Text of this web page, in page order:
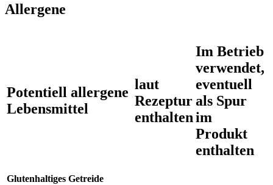
Allergene
Potentiell allergene
Lebensmittel
laut
Rezeptur
enthalten
Im Betrieb
verwendet,
eventuell
als Spur
im
Produkt
enthalten
Glutenhaltiges Getreide